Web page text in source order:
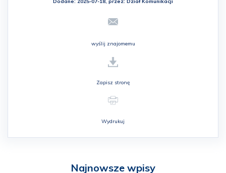
Najnowsze wpisy
wyślij znajomemu
Zapisz stronę
Wydrukuj